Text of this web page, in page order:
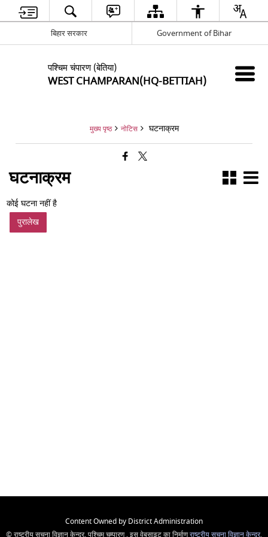
बिहार सरकार Government of Bihar
पश्चिम चंपारण (बेतिया)
WEST CHAMPARAN(HQ-BETTIAH)
मुख्य पृष्ठ नोटिस घटनाक्रम
घटनाक्रम
कोई घटना नहीं है
पुरालेख
Content Owned by District Administration
© राष्ट्रीय सूचना विज्ञान केन्द्र, पश्चिम चम्पारण , इस वेबसाइट का निर्माणराष्ट्रीय सूचना विज्ञान केन्द्र,